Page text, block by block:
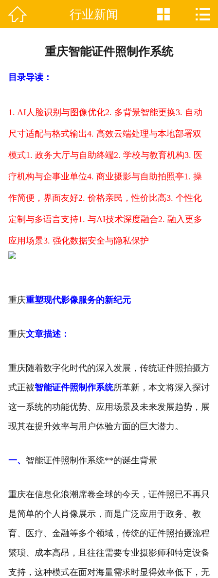
网站首页
联系我们
 行业新闻  
重庆智能证件照制作系统
目录导读：
1. AI人脸识别与图像优化2. 多背景智能更换3. 自动
尺寸适配与格式输出4. 高效云端处理与本地部署双
模式1. 政务大厅与自助终端2. 学校与教育机构3. 医
疗机构与企事业单位4. 商业摄影与自助拍照亭1. 操
作简便，界面友好2. 价格亲民，性价比高3. 个性化
定制与多语言支持1. 与AI技术深度融合2. 融入更多
应用场景3. 强化数据安全与隐私保护
重庆重塑现代影像服务的新纪元
重庆文章描述：
重庆随着数字化时代的深入发展，传统证件照拍摄方
式正被智能证件照制作系统所革新，本文将深入探讨
这一系统的功能优势、应用场景及未来发展趋势，展
现其在提升效率与用户体验方面的巨大潜力。
一、 智能证件照制作系统**的诞生背景
重庆在信息化浪潮席卷全球的今天，证件照已不再只
是简单的个人肖像展示，而是广泛应用于政务、教
育、医疗、金融等多个领域，传统的证件照拍摄流程
繁琐、成本高昂，且往往需要专业摄影师和特定设备
支持，这种模式在面对海量需求时显得效率低下，无